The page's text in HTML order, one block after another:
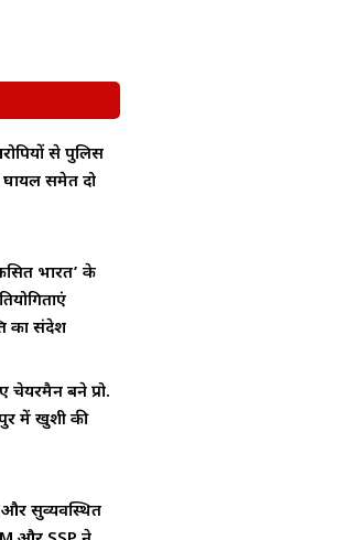
से पुलिस
समेत दो
भारत’ के
का संदेश
चेयरमैन बने प्रो.
में खुशी की
और सुव्यवस्थित